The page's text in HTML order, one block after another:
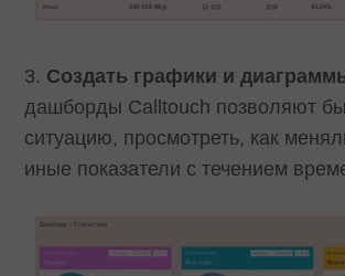
3. Создать графики и
дашборды Calltouch позволяют
ситуацию, просмотреть, как
иные показатели с течением